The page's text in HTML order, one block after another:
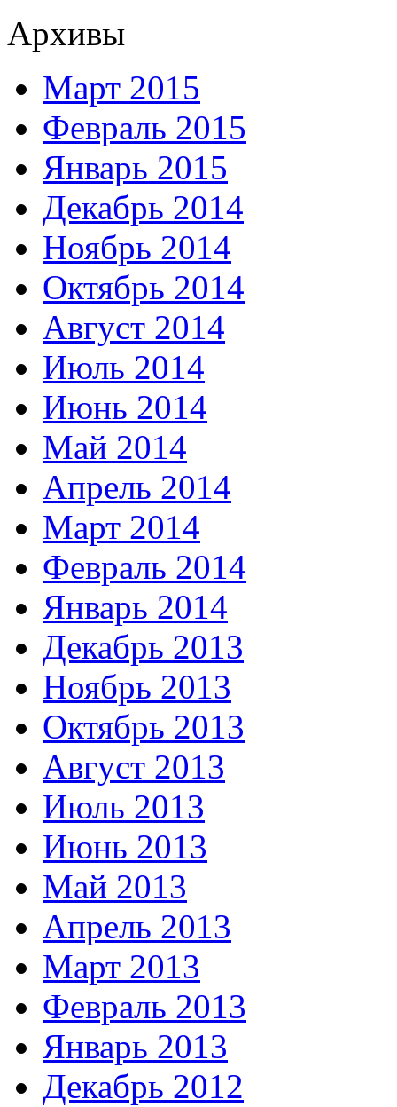
Архивы
Март 2015
Февраль 2015
Январь 2015
Декабрь 2014
Ноябрь 2014
Октябрь 2014
Август 2014
Июль 2014
Июнь 2014
Май 2014
Апрель 2014
Март 2014
Февраль 2014
Январь 2014
Декабрь 2013
Ноябрь 2013
Октябрь 2013
Август 2013
Июль 2013
Июнь 2013
Май 2013
Апрель 2013
Март 2013
Февраль 2013
Январь 2013
Декабрь 2012